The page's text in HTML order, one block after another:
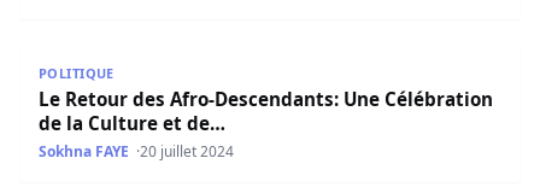
POLITIQUE
Le Retour des Afro-Descendants: Une Célébration
de la Culture et de…
Sokhna FAYE 20 juillet 2024